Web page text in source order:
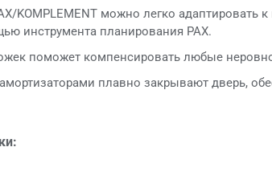
KOMPLEMENT можно легко адаптировать
инструмента планирования PAX.
поможет компенсировать любые
плавно закрывают дверь,